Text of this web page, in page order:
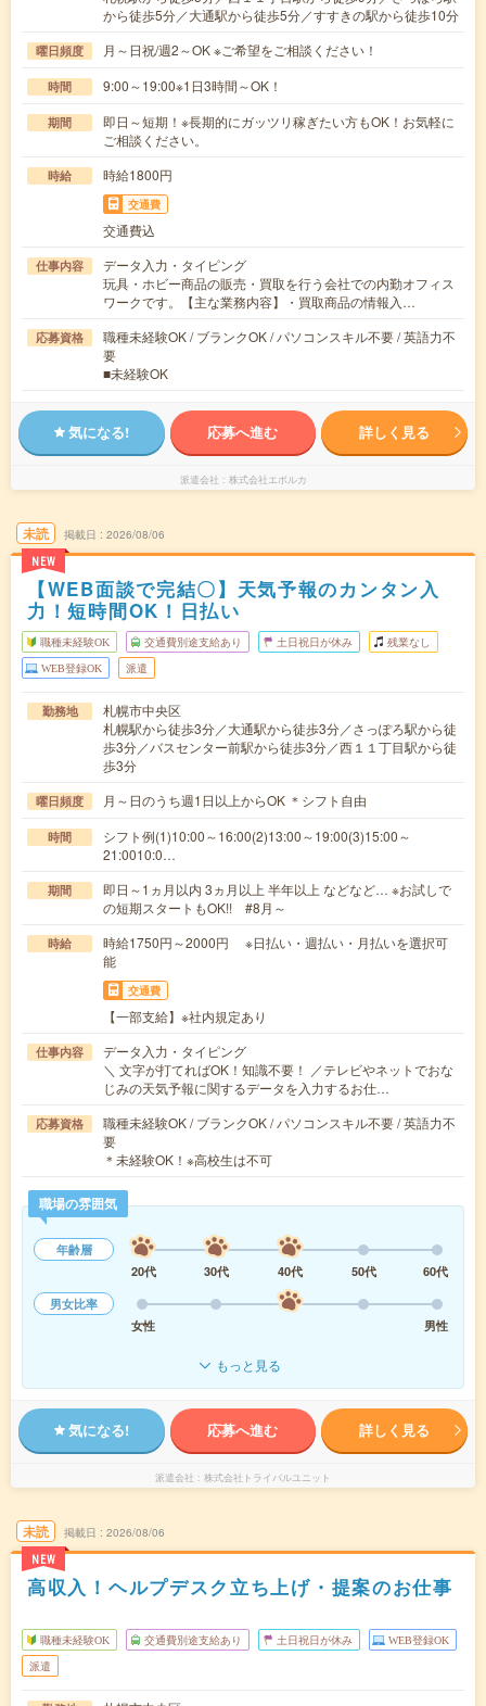
から徒歩5分／大通駅から徒歩5分／すすきの駅から徒歩10分
曜日頻度 月～日祝/週2～OK ※ご希望をご相談ください！
時間 9:00～19:00※1日3時間～OK！
期間
即日～短期！※長期的にガッツリ稼ぎたい方もOK！お気軽に
ご相談ください。
時給 時給1800円
交通費
交通費込
仕事内容
データ入力・タイピング
玩具・ホビー商品の販売・買取を行う会社での内勤オフィス
ワークです。【主な業務内容】・買取商品の情報入…
応募資格
職種未経験OK / ブランクOK / パソコンスキル不要 / 英語力不
要
■未経験OK
気になる! 応募へ進む 詳しく見る
派遣会社 株式会社エボルカ
未読
NEW
掲載日 2026/08/06
【WEB面談で完結〇】天気予報のカンタン入
力！短時間OK！日払い
職種未経験OK 交通費別途支給あり 土日祝日が休み 残業なし
WEB登録OK 派遣
勤務地
札幌市中央区
札幌駅から徒歩3分／大通駅から徒歩3分／さっぽろ駅から徒
歩3分／バスセンター前駅から徒歩3分／西１１丁目駅から徒
歩3分
曜日頻度 月～日のうち週1日以上からOK ＊シフト自由
時間
シフト例(1)10:00～16:00(2)13:00～19:00(3)15:00～
21:0010:0…
期間
即日～1ヵ月以内 3ヵ月以上 半年以上 などなど… ※お試しで
の短期スタートもOK!! #8月～
時給
時給1750円～2000円 ※日払い・週払い・月払いを選択可
能
交通費
【一部支給】※社内規定あり
仕事内容
データ入力・タイピング
＼ 文字が打てればOK！知識不要！ ／テレビやネットでおな
じみの天気予報に関するデータを入力するお仕…
応募資格
職種未経験OK / ブランクOK / パソコンスキル不要 / 英語力不
要
＊未経験OK！※高校生は不可
職場の雰囲気
年齢層
20代
30代 40代 50代
60代
男女比率
女性
男性
もっと見る
気になる! 応募へ進む 詳しく見る
派遣会社 株式会社トライバルユニット
未読
NEW
掲載日 2026/08/06
高収入！ヘルプデスク立ち上げ・提案のお仕事
職種未経験OK 交通費別途支給あり 土日祝日が休み WEB登録OK
派遣